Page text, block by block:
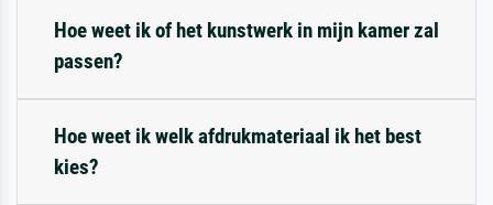
Hoe weet ik of het kunstwerk in mijn kamer zal
passen?
Hoe weet ik welk afdrukmateriaal ik het best
kies?